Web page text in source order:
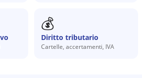
💰
Diritto tributario
Cartelle, accertamenti, IVA